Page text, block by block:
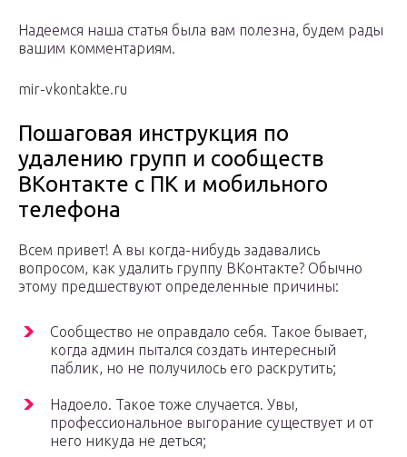
Надеемся наша статья была вам полезна, будем рады
вашим комментариям.
mir-vkontakte.ru
Пошаговая инструкция по
удалению групп и сообществ
ВКонтакте с ПК и мобильного
телефона
Всем привет! А вы когда-нибудь задавались
вопросом, как удалить группу ВКонтакте? Обычно
этому предшествуют определенные причины:
Сообщество не оправдало себя. Такое бывает,
когда админ пытался создать интересный
паблик, но не получилось его раскрутить;
Надоело. Такое тоже случается. Увы,
профессиональное выгорание существует и от
него никуда не деться;